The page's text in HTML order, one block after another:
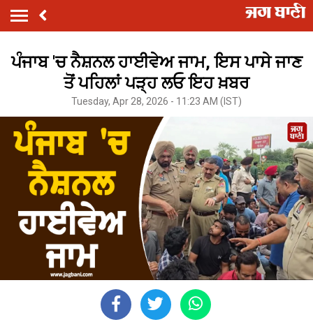
ਪੰਜਾਬ 'ਚ ਨੈਸ਼ਨਲ ਹਾਈਵੇਅ ਜਾਮ, ਇਸ ਪਾਸੇ ਜਾਣ
ਤੋਂ ਪਹਿਲਾਂ ਪੜ੍ਹ ਲਓ ਇਹ ਖ਼ਬਰ
Tuesday, Apr 28, 2026 - 11:23 AM (IST)